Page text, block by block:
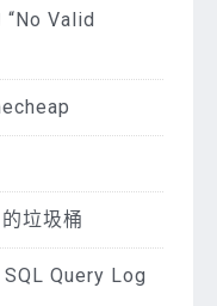
Valid
垃圾桶
Query Log